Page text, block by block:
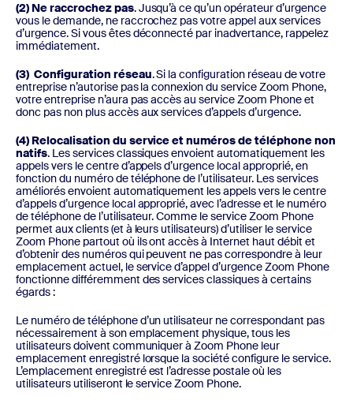
(2) Ne raccrochez pas. Jusqu’à ce qu’un opérateur d’urgence
vous le demande, ne raccrochez pas votre appel aux services
d’urgence. Si vous êtes déconnecté par inadvertance, rappelez
immédiatement.
(3) Configuration réseau. Si la configuration réseau de votre
entreprise n’autorise pas la connexion du service Zoom Phone,
votre entreprise n’aura pas accès au service Zoom Phone et
donc pas non plus accès aux services d’appels d’urgence.
(4) Relocalisation du service et numéros de téléphone non
natifs. Les services classiques envoient automatiquement les
appels vers le centre d’appels d’urgence local approprié, en
fonction du numéro de téléphone de l’utilisateur. Les services
améliorés envoient automatiquement les appels vers le centre
d’appels d’urgence local approprié, avec l’adresse et le numéro
de téléphone de l’utilisateur. Comme le service Zoom Phone
permet aux clients (et à leurs utilisateurs) d’utiliser le service
Zoom Phone partout où ils ont accès à Internet haut débit et
d’obtenir des numéros qui peuvent ne pas correspondre à leur
emplacement actuel, le service d’appel d’urgence Zoom Phone
fonctionne différemment des services classiques à certains
égards :
Le numéro de téléphone d’un utilisateur ne correspondant pas
nécessairement à son emplacement physique, tous les
utilisateurs doivent communiquer à Zoom Phone leur
emplacement enregistré lorsque la société configure le service.
L’emplacement enregistré est l’adresse postale où les
utilisateurs utiliseront le service Zoom Phone.